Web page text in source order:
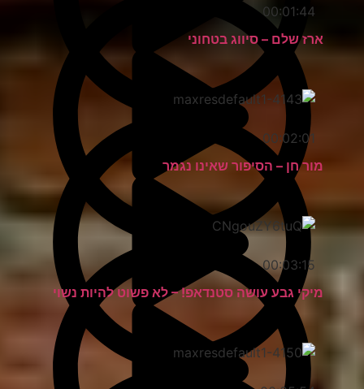
00:01:44
ארז שלם – סיווג בטחוני
00:02:01
מור חן – הסיפור שאינו נגמר
00:03:15
מיקי גבע עושה סטנדאפ! – לא פשוט להיות נשוי